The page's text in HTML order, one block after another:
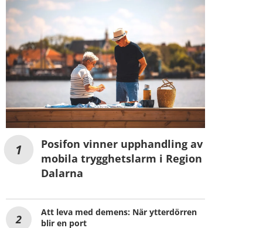
Posifon vinner upphandling av
mobila trygghetslarm i Region
Dalarna
Att leva med demens: När ytterdörren
blir en port